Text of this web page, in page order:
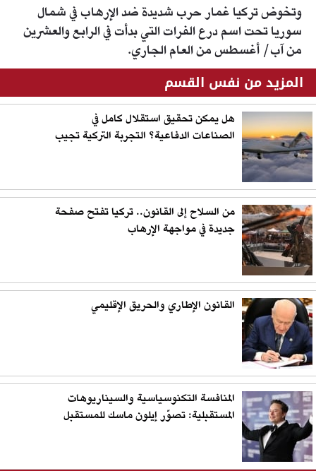
وتخوض تركيا غمار حرب شديدة ضد الإرهاب في شمال
سوريا تحت اسم درع الفرات التي بدأت في الرابع والعشرين
من آب/ أغسطس من العام الجاري.
المزيد من نفس القسم
هل يمكن تحقيق استقلال كامل في
الصناعات الدفاعية؟ التجربة التركية تجيب
من السلاح إلى القانون.. تركيا تفتح صفحة
جديدة في مواجهة الإرهاب
القانون الإطاري والحريق الإقليمي
المنافسة التكنوسياسية والسيناريوهات
المستقبلية: تصوّر إيلون ماسك للمستقبل